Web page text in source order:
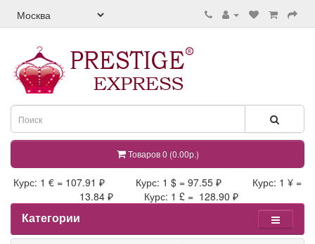
Товаров 0 (0.00р.)
Курс: 1 € = 107.91 ₽ Курс: 1 $ = 97.55 ₽ Курс: 1 ¥ =
13.84 ₽ Курс: 1 £ = 128.90 ₽
Категории